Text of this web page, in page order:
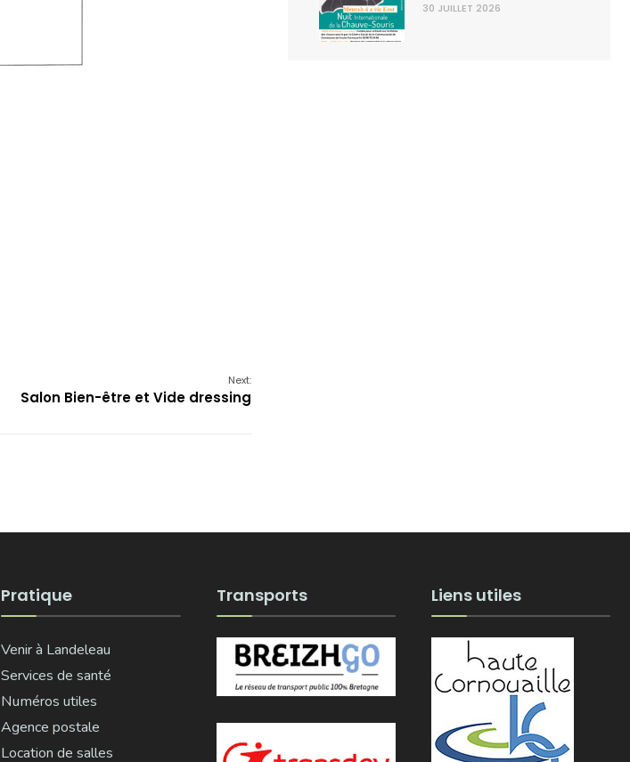
Next:
Salon Bien-être et Vide dressing
30 JUILLET 2026
Pratique
Venir à Landeleau
Services de santé
Numéros utiles
Agence postale
Location de salles
Transports Liens utiles